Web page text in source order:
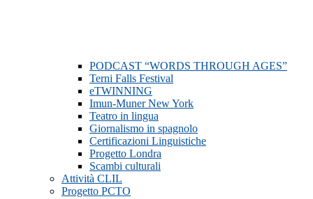
PODCAST “WORDS THROUGH AGES”
Terni Falls Festival
eTWINNING
Imun-Muner New York
Teatro in lingua
Giornalismo in spagnolo
Certificazioni Linguistiche
Progetto Londra
Scambi culturali
Attività CLIL
Progetto PCTO